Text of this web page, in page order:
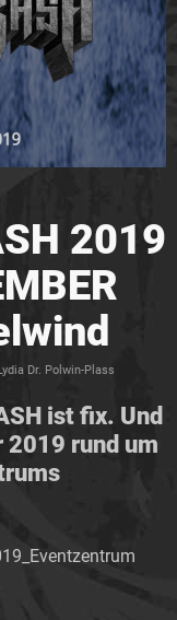
2019
Dr. Polwin-Plass
ist fix. Und
2019 rund um